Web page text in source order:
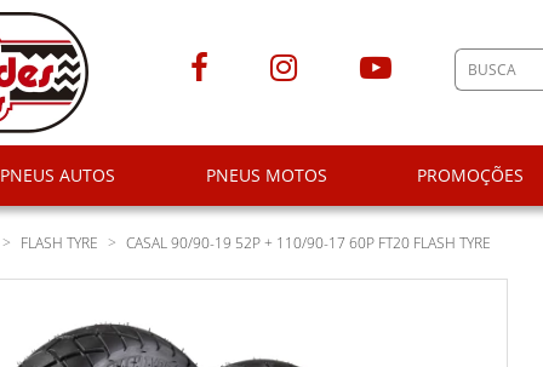
PNEUS AUTOS PNEUS MOTOS PROMOÇÕES
FLASH TYRE CASAL 90/90-19 52P + 110/90-17 60P FT20 FLASH TYRE